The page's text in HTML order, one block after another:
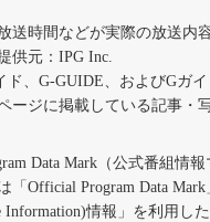
送時間などが実際の放送内
供元：IPG Inc.
ド、G-GUIDE、およびGガ
ージに掲載している記事・
Data Mark（公式番組情報
「Official Program Data
Information)情報」を利用し